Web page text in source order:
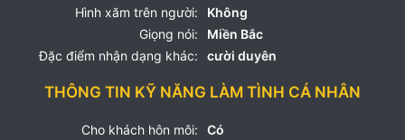
Hình xăm trên người:
Không
Giọng nói:
Miền Bắc
Đặc điểm nhận dạng khác:
cười duyên
THÔNG TIN KỸ NĂNG LÀM TÌNH CÁ NHÂN
Cho khách hôn môi:
Có